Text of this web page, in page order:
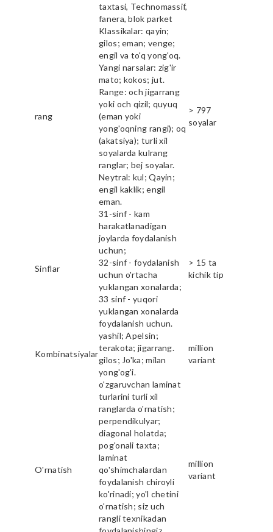
taxtasi, Technomassif,
fanera, blok parket
rang
Klassikalar: qayin;
gilos; eman; venge;
engil va to'q yong'oq.
Yangi narsalar: zig'ir
mato; kokos; jut.
Range: och jigarrang
yoki och qizil; quyuq
(eman yoki
yong'oqning rangi); oq
(akatsiya); turli xil
soyalarda kulrang
ranglar; bej soyalar.
Neytral: kul; Qayin;
engil kaklik; engil
eman.
> 797
soyalar
Sinflar
31-sinf - kam
harakatlanadigan
joylarda foydalanish
uchun;
32-sinf - foydalanish
uchun o'rtacha
yuklangan xonalarda;
33 sinf - yuqori
yuklangan xonalarda
foydalanish uchun.
> 15 ta
kichik tip
Kombinatsiyalar
yashil; Apelsin;
terakota; jigarrang.
gilos; Jo'ka; milan
yong'og'i.
million
variant
O'rnatish
o'zgaruvchan laminat
turlarini turli xil
ranglarda o'rnatish;
perpendikulyar;
diagonal holatda;
pog'onali taxta;
laminat
qo'shimchalardan
foydalanish chiroyli
ko'rinadi; yo'l chetini
o'rnatish; siz uch
rangli texnikadan
million
variant